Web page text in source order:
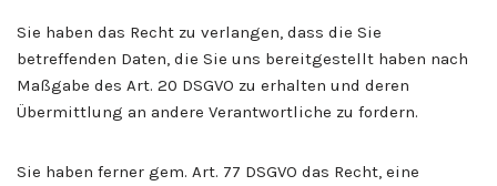
Sie haben das Recht zu verlangen, dass die Sie
betreffenden Daten, die Sie uns bereitgestellt haben nach
Maßgabe des Art. 20 DSGVO zu erhalten und deren
Übermittlung an andere Verantwortliche zu fordern.
Sie haben ferner gem. Art. 77 DSGVO das Recht, eine